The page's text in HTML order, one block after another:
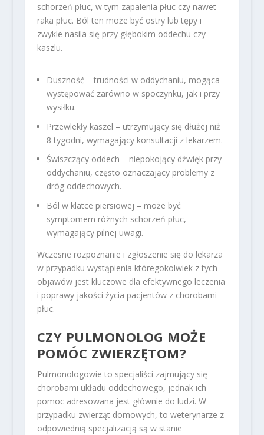
schorzeń płuc, w tym zapalenia płuc czy nawet
raka płuc. Ból ten może być ostry lub tępy i
zwykle nasila się przy głębokim oddechu czy
kaszlu.
Duszność – trudności w oddychaniu, mogąca
występować zarówno w spoczynku, jak i przy
wysiłku.
Przewlekły kaszel – utrzymujący się dłużej niż
8 tygodni, wymagający konsultacji z lekarzem.
Świszczący oddech – niepokojący dźwięk przy
oddychaniu, często oznaczający problemy z
dróg oddechowych.
Ból w klatce piersiowej – może być
symptomem różnych schorzeń płuc,
wymagający pilnej uwagi.
Wczesne rozpoznanie i zgłoszenie się do lekarza
w przypadku wystąpienia któregokolwiek z tych
objawów jest kluczowe dla efektywnego leczenia
i poprawy jakości życia pacjentów z chorobami
płuc.
CZY PULMONOLOG MOŻE
POMÓC ZWIERZĘTOM?
Pulmonologowie to specjaliści zajmujący się
chorobami układu oddechowego, jednak ich
pomoc adresowana jest głównie do ludzi. W
przypadku zwierząt domowych, to weterynarze z
odpowiednią specjalizacją są w stanie